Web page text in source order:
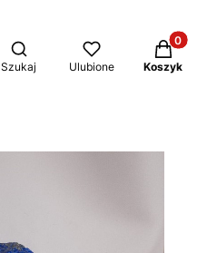
Otwórz wyszukiwarkę
Szukaj Ulubione Koszyk